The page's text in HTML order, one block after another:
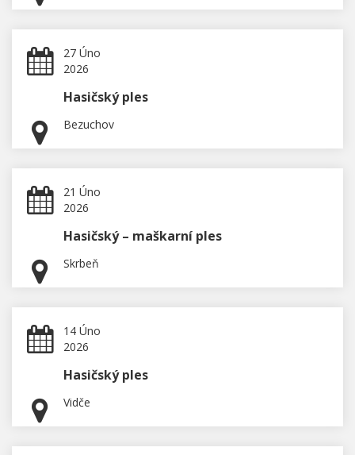
27 Úno
2026
Hasičský ples
Bezuchov
21 Úno
2026
Hasičský – maškarní ples
Skrbeň
14 Úno
2026
Hasičský ples
Vidče